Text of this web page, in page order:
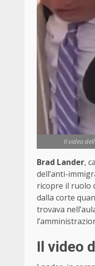
Il video
Brad Lander,
dell’anti-
ricopre il ruolo
dalla corte
trovava
Il video